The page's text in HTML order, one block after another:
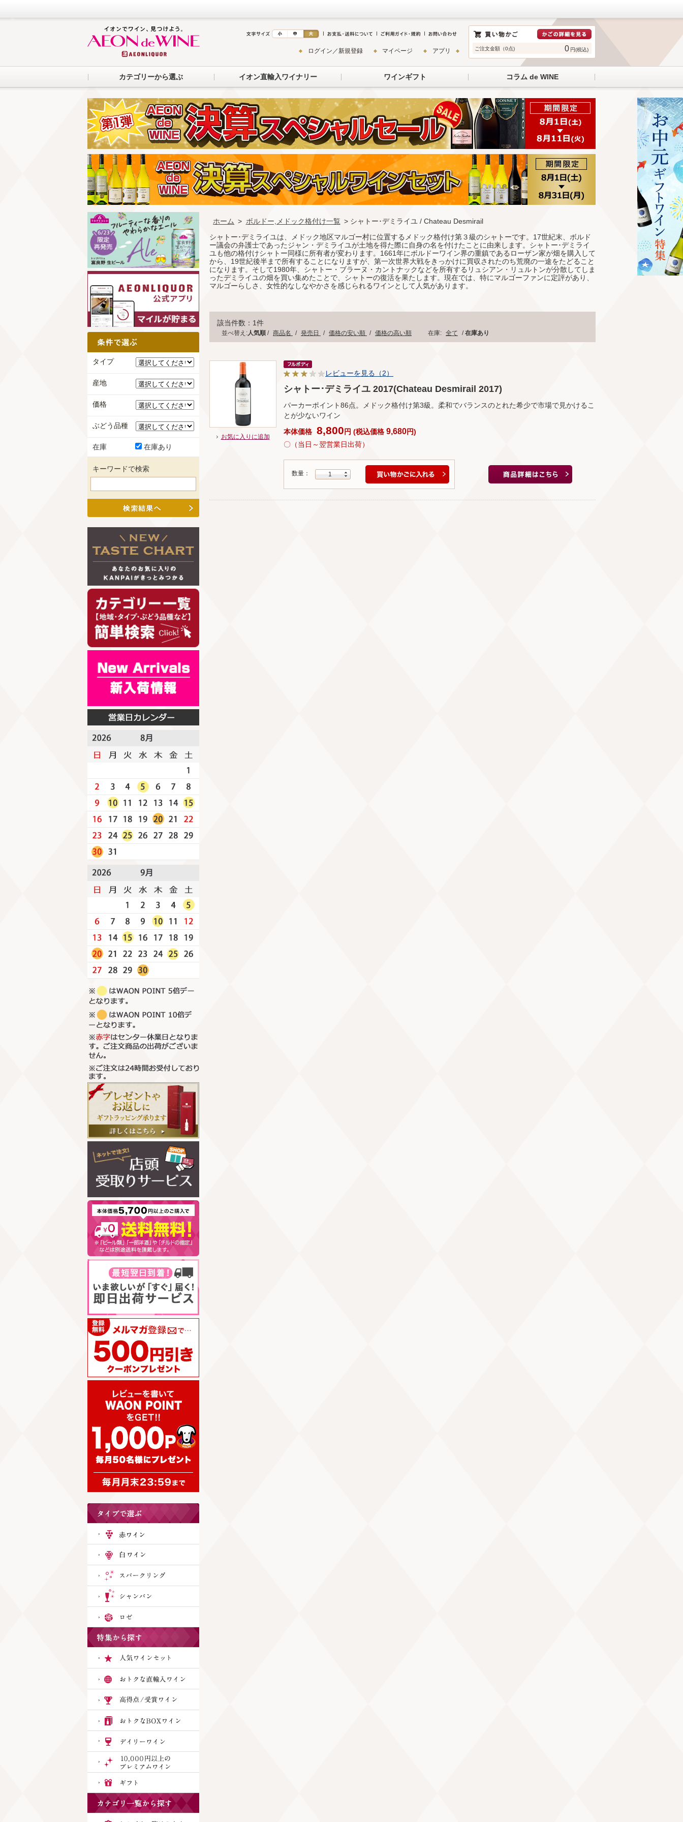
ご注文金額（0点) 0 円(税込)
ログイン／新規登録 マイページ アプリ
カテゴリーから選ぶ イオン直輸入ワイナリー ワインギフト コラム de WINE
ホーム > ボルドー,メドック格付け一覧 > シャトー･デミライユ / Chateau Desmirail
シャトー･デミライユは、メドック地区マルゴー村に位置するメドック格付け第３級のシャトーです。17世紀末、ボルド
ー議会の弁護士であったジャン・デミライユが土地を得た際に自身の名を付けたことに由来します。シャトー･デミライ
ユも他の格付けシャトー同様に所有者が変わります。1661年にボルドーワイン界の重鎮であるローザン家が畑を購入して
から、19世紀後半まで所有することになりますが、第一次世界大戦をきっかけに買収されたのち荒廃の一途をたどること
になります。そして1980年、シャトー・ブラーヌ・カントナックなどを所有するリュシアン・リュルトンが分散してしま
ったデミライユの畑を買い集めたことで、シャトーの復活を果たします。現在では、特にマルゴーファンに定評があり、
マルゴーらしさ、女性的なしなやかさを感じられるワインとして人気があります。
該当件数：1件
並べ替え:人気順 / 商品名 / 発売日 / 価格の安い順 / 価格の高い順 在庫: 全て /在庫あり
お気に入りに追加
レビューを見る（2）
シャトー･デミライユ 2017(Chateau Desmirail 2017)
パーカーポイント86点。メドック格付け第3級。柔和でバランスのとれた希少で市場で見かけるこ
とが少ないワイン
本体価格 8,800 円 (税込価格9,680円)
〇（当日～翌営業日出荷）
数量： 1
タイプ
産地
価格
ぶどう品種
在庫 在庫あり
キーワードで検索